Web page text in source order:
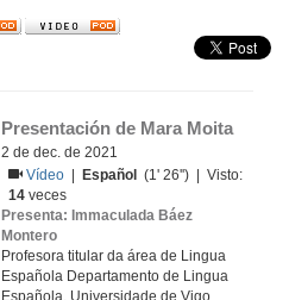
Presentación de Mara Moita
2 de dec. de 2021
Vídeo
Español
(1' 26'') | Visto:
14 veces
Presenta: Immaculada Báez
Montero
Profesora titular da área de Lingua
Española Departamento de Lingua
Española, Universidade de Vigo